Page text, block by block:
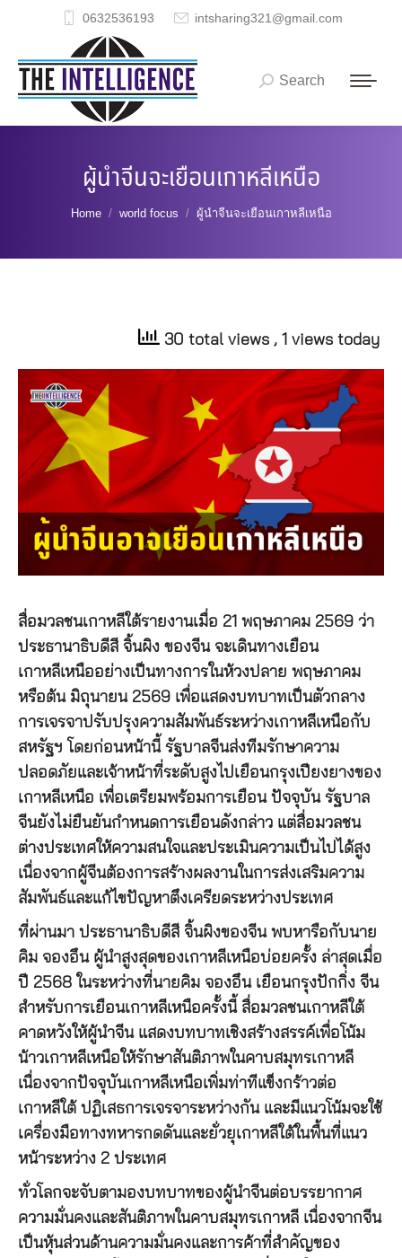
0632536193 intsharing321@gmail.com
Search:
Search
ผู้นำจีนจะเยือนเกาหลีเหนือ
You are here:
Home world focus ผู้นำจีนจะเยือนเกาหลีเหนือ
30 total views , 1 views today
สื่อมวลชนเกาหลีใต้รายงานเมื่อ 21 พฤษภาคม 2569 ว่า
ประธานาธิบดีสี จิ้นผิง ของจีน จะเดินทางเยือน
เกาหลีเหนืออย่างเป็นทางการในห้วงปลาย พฤษภาคม
หรือต้น มิถุนายน 2569 เพื่อแสดงบทบาทเป็นตัวกลาง
การเจรจาปรับปรุงความสัมพันธ์ระหว่างเกาหลีเหนือกับ
สหรัฐฯ โดยก่อนหน้านี้ รัฐบาลจีนส่งทีมรักษาความ
ปลอดภัยและเจ้าหน้าที่ระดับสูงไปเยือนกรุงเปียงยางของ
เกาหลีเหนือ เพื่อเตรียมพร้อมการเยือน ปัจจุบัน รัฐบาล
จีนยังไม่ยืนยันกำหนดการเยือนดังกล่าว แต่สื่อมวลชน
ต่างประเทศให้ความสนใจและประเมินความเป็นไปได้สูง
เนื่องจากผู้จีนต้องการสร้างผลงานในการส่งเสริมความ
สัมพันธ์และแก้ไขปัญหาตึงเครียดระหว่างประเทศ
ที่ผ่านมา ประธานาธิบดีสี จิ้นผิงของจีน พบหารือกับนาย
คิม จองอึน ผู้นำสูงสุดของเกาหลีเหนือบ่อยครั้ง ล่าสุดเมื่อ
ปี 2568 ในระหว่างที่นายคิม จองอึน เยือนกรุงปักกิ่ง จีน
สำหรับการเยือนเกาหลีเหนือครั้งนี้ สื่อมวลชนเกาหลีใต้
คาดหวังให้ผู้นำจีน แสดงบทบาทเชิงสร้างสรรค์เพื่อโน้ม
น้าวเกาหลีเหนือให้รักษาสันติภาพในคาบสมุทรเกาหลี
เนื่องจากปัจจุบันเกาหลีเหนือเพิ่มท่าทีแข็งกร้าวต่อ
เกาหลีใต้ ปฏิเสธการเจรจาระหว่างกัน และมีแนวโน้มจะใช้
เครื่องมือทางทหารกดดันและยั่วยุเกาหลีใต้ในพื้นที่แนว
หน้าระหว่าง 2 ประเทศ
ทั่วโลกจะจับตามองบทบาทของผู้นำจีนต่อบรรยากาศ
ความมั่นคงและสันติภาพในคาบสมุทรเกาหลี เนื่องจากจีน
เป็นหุ้นส่วนด้านความมั่นคงและการค้าที่สำคัญของ